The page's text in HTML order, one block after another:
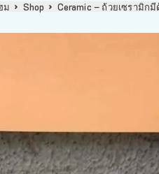
ม Shop Ceramic – ถ้วยเซรามิ